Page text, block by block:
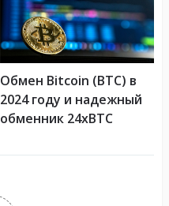
Обмен Bitcoin (BTC) в
2024 году и надежный
обменник 24xBTC